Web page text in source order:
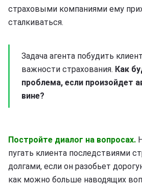
страховыми компаниями ему
сталкиваться.
Задача агента побудить
важности страхования. Как
проблема, если произойдет
вине?
Постройте диалог на вопросах.
пугать клиента последствиями
долгами, если он разобьет
как можно больше наводящих